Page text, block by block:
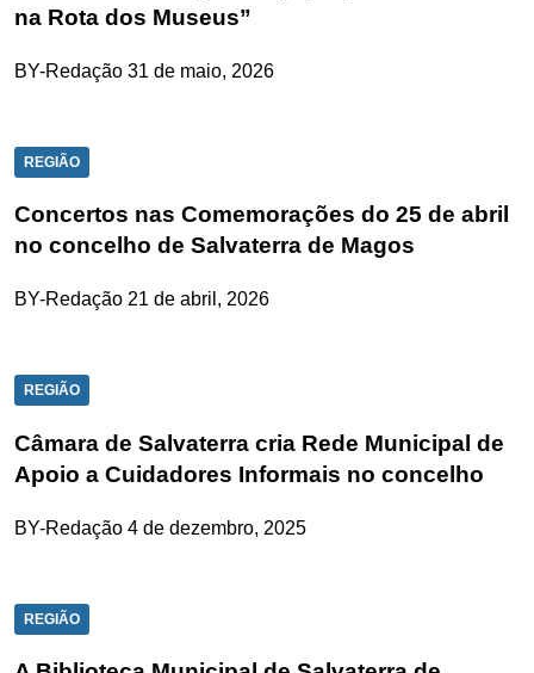
na Rota dos Museus”
BY-Redação 31 de maio, 2026
REGIÃO
Concertos nas Comemorações do 25 de abril
no concelho de Salvaterra de Magos
BY-Redação 21 de abril, 2026
REGIÃO
Câmara de Salvaterra cria Rede Municipal de
Apoio a Cuidadores Informais no concelho
BY-Redação 4 de dezembro, 2025
REGIÃO